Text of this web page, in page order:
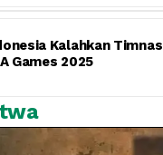
Kalahkan Timnas
Games 2025